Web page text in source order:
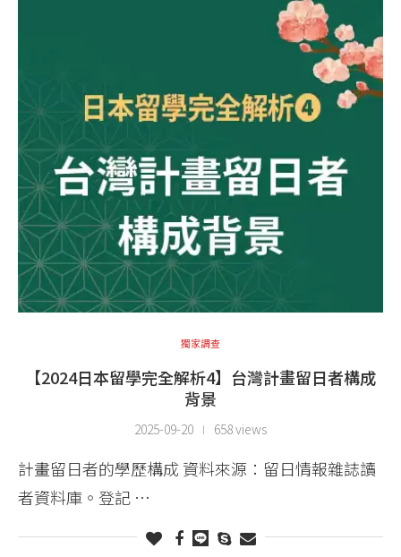
獨家調查
【2024日本留學完全解析4】台灣計畫留日者構成
背景
2025-09-20 658 views
計畫留日者的學歷構成 資料來源：留日情報雜誌讀
者資料庫。登記 …